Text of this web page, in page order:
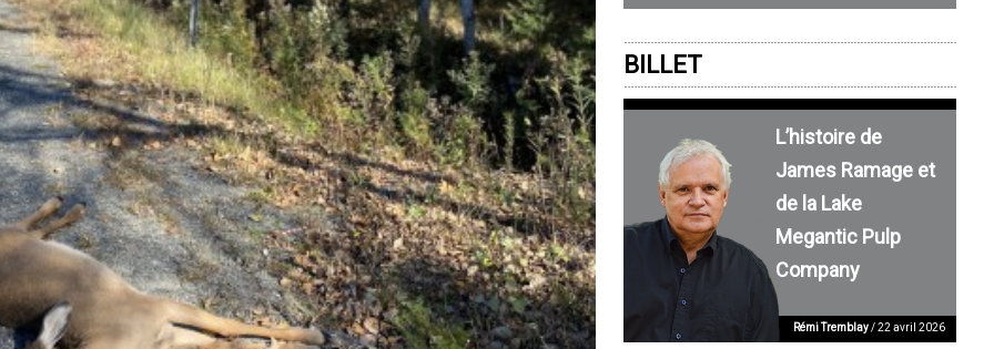
BILLET
L’histoire de
James Ramage et
de la Lake
Megantic Pulp
Company
Rémi Tremblay/ 22 avril 2026